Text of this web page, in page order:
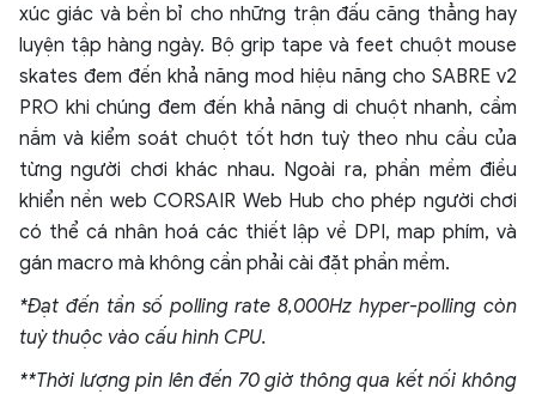
xúc giác và bền bỉ cho những trận đấu căng thẳng hay
luyện tập hàng ngày. Bộ grip tape và feet chuột mouse
skates đem đến khả năng mod hiệu năng cho SABRE v2
PRO khi chúng đem đến khả năng di chuột nhanh, cầm
nắm và kiểm soát chuột tốt hơn tuỳ theo nhu cầu của
từng người chơi khác nhau. Ngoài ra, phần mềm điều
khiển nền web CORSAIR Web Hub cho phép người chơi
có thể cá nhân hoá các thiết lập về DPI, map phím, và
gán macro mà không cần phải cài đặt phần mềm.
*Đạt đến tần số polling rate 8,000Hz hyper-polling còn
tuỳ thuộc vào cấu hình CPU.
**Thời lượng pin lên đến 70 giờ thông qua kết nối không